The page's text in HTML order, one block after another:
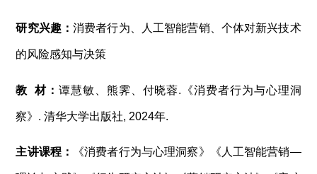
研究兴趣：消费者行为、人工智能营销、个体对新兴技术
的风险感知与决策
教 材：谭慧敏、熊霁、付晓蓉.《消费者行为与心理洞
察》. 清华大学出版社, 2024年.
主讲课程： 《消费者行为与心理洞察》《人工智能营销—